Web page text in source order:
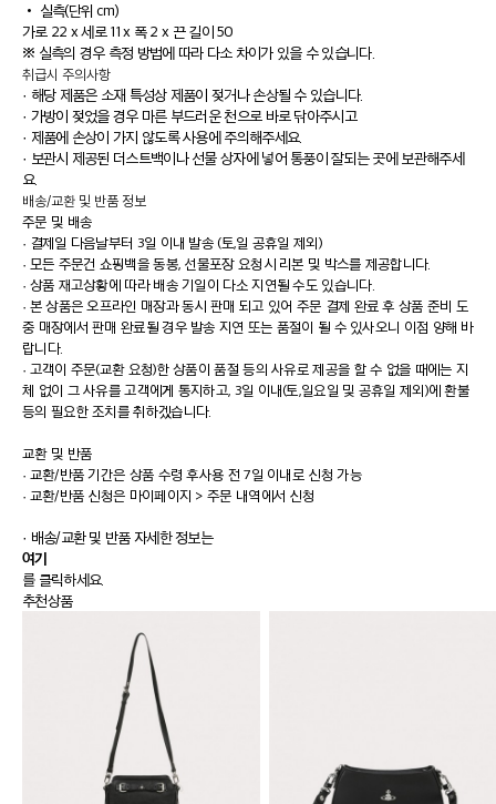
• 실측(단위 cm)
가로 22 x 세로 11 x 폭 2 x 끈 길이 50
※ 실측의 경우 측정 방법에 따라 다소 차이가 있을 수 있습니다.
취급시 주의사항
· 해당 제품은 소재 특성상 제품이 젖거나 손상될 수 있습니다.
· 가방이 젖었을 경우 마른 부드러운 천으로 바로 닦아주시고
· 제품에 손상이 가지 않도록 사용에 주의해주세요.
· 보관시 제공된 더스트백이나 선물 상자에 넣어 통풍이 잘되는 곳에 보관해주세
요.
배송/교환 및 반품 정보
주문 및 배송
· 결제일 다음날부터 3일 이내 발송 (토,일 공휴일 제외)
· 모든 주문건 쇼핑백을 동봉, 선물포장 요청시 리본 및 박스를 제공합니다.
· 상품 재고상황에 따라 배송 기일이 다소 지연될 수도 있습니다.
· 본 상품은 오프라인 매장과 동시 판매 되고 있어 주문 결제 완료 후 상품 준비 도
중 매장에서 판매 완료될 경우 발송 지연 또는 품절이 될 수 있사오니 이점 양해 바
랍니다.
· 고객이 주문(교환 요청)한 상품이 품절 등의 사유로 제공을 할 수 없을 때에는 지
체 없이 그 사유를 고객에게 통지하고, 3일 이내(토,일요일 및 공휴일 제외)에 환불
등의 필요한 조치를 취하겠습니다.
교환 및 반품
· 교환/반품 기간은 상품 수령 후사용 전 7일 이내로 신청 가능
· 교환/반품 신청은 마이페이지 > 주문 내역에서 신청
· 배송/교환 및 반품 자세한 정보는
여기
를 클릭하세요.
추천상품